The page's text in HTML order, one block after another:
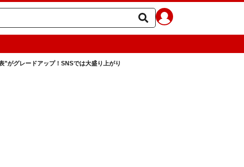
”がグレードアップ！SNSでは大盛り上がり